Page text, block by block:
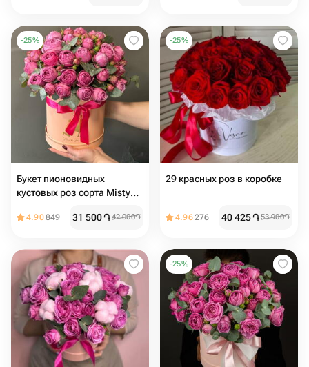
-25%
Букет пионовидных
кустовых роз сорта Misty
4.90849 31 500֏42 000֏
-25%
29 красных роз в коробке
4.96276 40 425֏53 900֏
-25%